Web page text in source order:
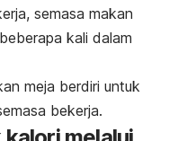
semasa makan
kali dalam
meja berdiri untuk
bekerja.